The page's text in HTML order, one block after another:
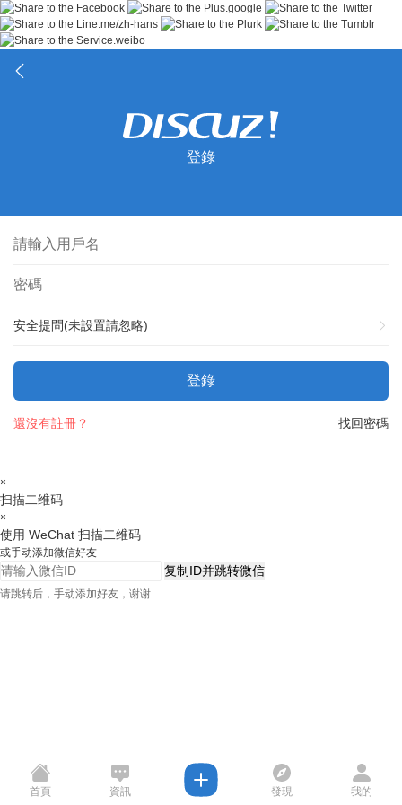
登錄
安全提問(未設置請忽略)
登錄
找回密碼
還沒有註冊？
×
扫描二维码
×
使用 WeChat 扫描二维码
或手动添加微信好友
复制ID并跳转微信
请跳转后，手动添加好友，谢谢
首頁 資訊 發現 我的